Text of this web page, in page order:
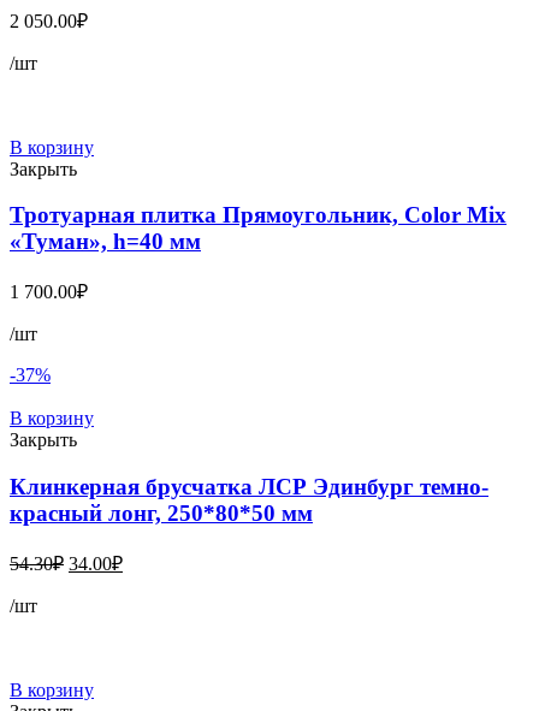
2 050.00₽
/шт
В корзину
Закрыть
Тротуарная плитка Прямоугольник, Color Mix
«Туман», h=40 мм
1 700.00₽
/шт
-37%
В корзину
Закрыть
Клинкерная брусчатка ЛСР Эдинбург темно-
красный лонг, 250*80*50 мм
54.30₽ Первоначальная
34.00₽Текущая
/шт
В корзину